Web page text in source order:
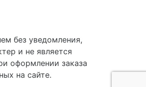
без уведомления,
и не является
оформлении заказа
на сайте.